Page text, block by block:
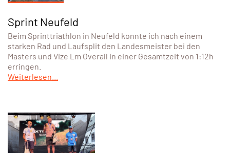
Sprint Neufeld
Beim Sprinttriathlon in Neufeld konnte ich nach einem
starken Rad und Laufsplit den Landesmeister bei den
Masters und Vize Lm Overall in einer Gesamtzeit von 1:12h
erringen.
Weiterlesen...